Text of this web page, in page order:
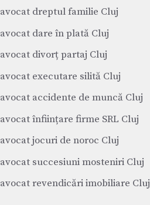
avocat dreptul familie Cluj
avocat dare în plată Cluj
avocat divorț partaj Cluj
avocat executare silită Cluj
avocat accidente de muncă Cluj
avocat înființare firme SRL Cluj
avocat jocuri de noroc Cluj
avocat succesiuni mosteniri Cluj
avocat revendicări imobiliare Cluj